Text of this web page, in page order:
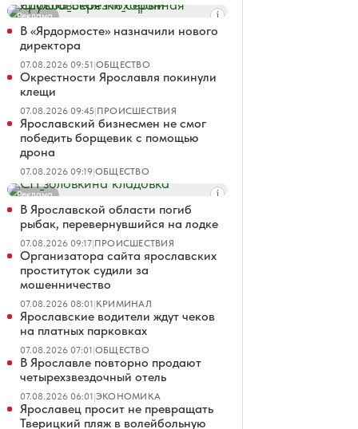
Реклама
В «Ярдормосте» назначили нового
директора
07.08.2026 09:51|ОБЩЕСТВО
Окрестности Ярославля покинули
клещи
07.08.2026 09:45|ПРОИСШЕСТВИЯ
Ярославский бизнесмен не смог
победить борщевик с помощью
дрона
07.08.2026 09:19|ОБЩЕСТВО
Реклама
В Ярославской области погиб
рыбак, перевернувшийся на лодке
07.08.2026 09:17|ПРОИСШЕСТВИЯ
Организатора сайта ярославских
проституток судили за
мошенничество
07.08.2026 08:01|КРИМИНАЛ
Ярославские водители ждут чеков
на платных парковках
07.08.2026 07:01|ОБЩЕСТВО
В Ярославле повторно продают
четырехзвездочный отель
07.08.2026 06:01|ЭКОНОМИКА
Ярославец просит не превращать
Тверицкий пляж в волейбольную